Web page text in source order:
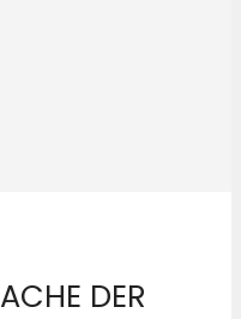
DER